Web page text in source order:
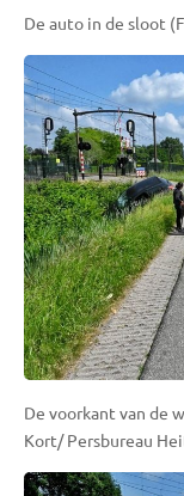
De auto in de sloot
De voorkant van de
Kort/ Persbureau